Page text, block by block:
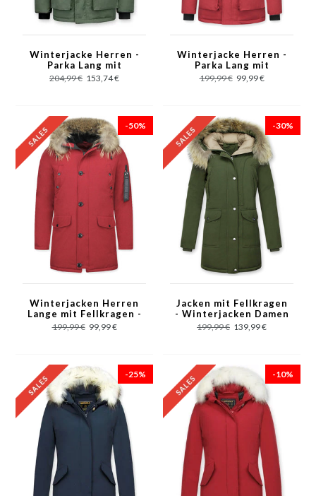
Winterjacke Herren -
Parka Lang mit
Fellkragen -
Expedition Parka -
204,99 € 153,74 €
Winterjacke Herren -
Parka Lang mit
Fellkragen -
Expedition Parka - Rot
199,99 € 99,99 €
-50%
Winterjacken Herren
Lange mit Fellkragen -
Parka Bordeaux Rot
199,99 € 99,99 €
-30%
Jacken mit Fellkragen
- Winterjacken Damen
Lange - Parka - Khaki
199,99 € 139,99 €
-25% -10%